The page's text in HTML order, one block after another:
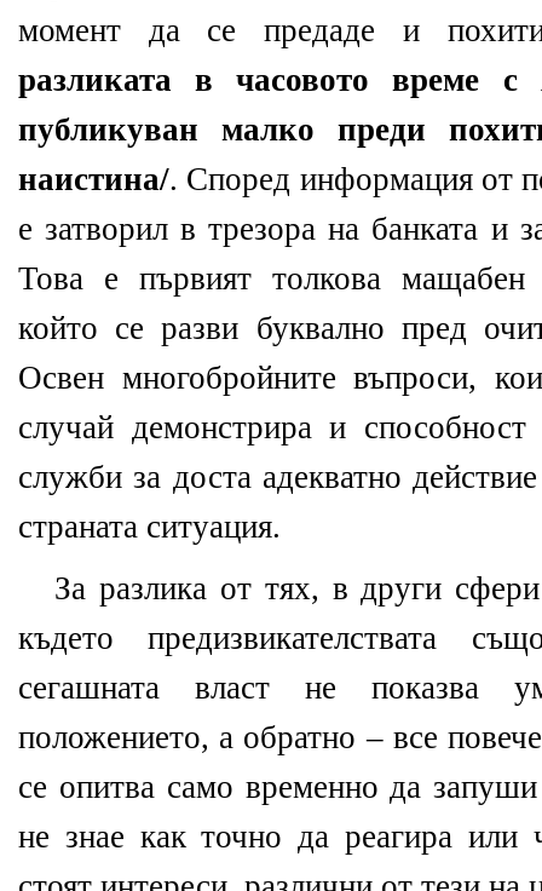
момент да се предаде и
разликата в часовото време с
публикуван малко преди
наистина/. Според информация от
е затворил в трезора на банката и
Това е първият толкова мащабен
който се разви буквално пред
Освен многобройните въпроси,
случай демонстрира и
служби за доста адекватно
страната ситуация.
За разлика от тях, в други
където предизвикателствата
сегашната власт не показва
положението, а обратно – все
се опитва само временно да
не знае как точно да реагира или